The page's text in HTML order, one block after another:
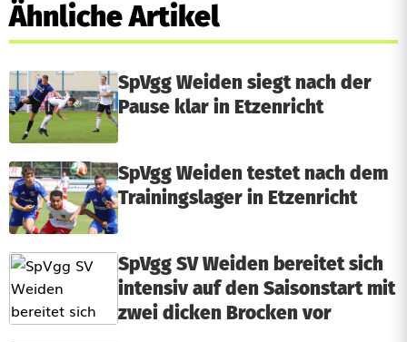
Ähnliche Artikel
SpVgg Weiden siegt nach der
Pause klar in Etzenricht
SpVgg Weiden testet nach dem
Trainingslager in Etzenricht
SpVgg SV Weiden bereitet sich
intensiv auf den Saisonstart mit
zwei dicken Brocken vor